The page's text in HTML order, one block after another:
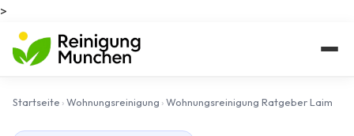
>
Startseite ›Wohnungsreinigung ›Wohnungsreinigung Ratgeber Laim